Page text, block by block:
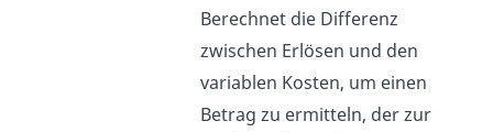
Berechnet die Differenz
zwischen Erlösen und den
variablen Kosten, um einen
Betrag zu ermitteln, der zur